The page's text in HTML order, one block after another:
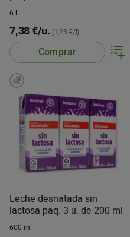
6 l
7,38 €/u. (1,23 €/l)
Comprar
Leche desnatada sin
lactosa paq. 3 u. de 200 ml
600 ml